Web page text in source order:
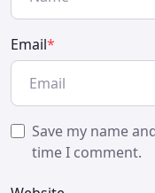
Email*
Save my name
time I comment.